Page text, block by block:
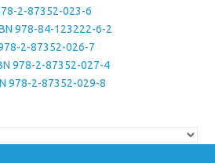
2-87352-023-6
978-84-123222-6-2
2-87352-026-7
978-2-87352-027-4
978-2-87352-029-8